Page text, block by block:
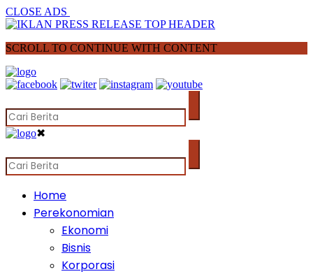
CLOSE ADS
SCROLL TO CONTINUE WITH CONTENT
✖
Home
Perekonomian
Ekonomi
Bisnis
Korporasi